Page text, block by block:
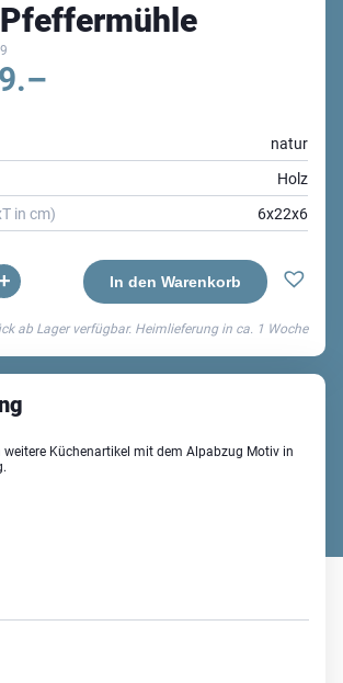
natur
Holz
in cm)
6x22x6
In den Warenkorb
ab Lager verfügbar. Heimlieferung in ca. 1 Woche
weitere Küchenartikel mit dem Alpabzug Motiv in